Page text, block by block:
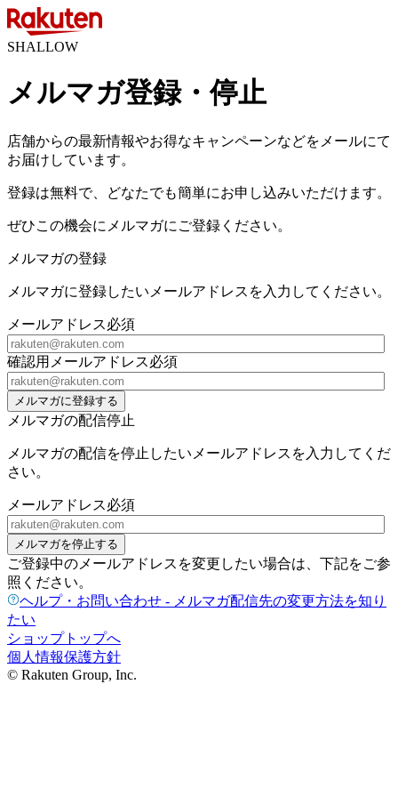
SHALLOW
メルマガ登録・停止
店舗からの最新情報やお得なキャンペーンなどをメールにて
お届けしています。
登録は無料で、どなたでも簡単にお申し込みいただけます。
ぜひこの機会にメルマガにご登録ください。
メルマガの登録
メルマガに登録したいメールアドレスを入力してください。
メールアドレス必須
確認用メールアドレス必須
メルマガに登録する
メルマガの配信停止
メルマガの配信を停止したいメールアドレスを入力してくだ
さい。
メールアドレス必須
メルマガを停止する
ご登録中のメールアドレスを変更したい場合は、下記をご参
照ください。
ヘルプ・お問い合わせ - メルマガ配信先の変更方法を知り
たい
ショップトップへ
個人情報保護方針
© Rakuten Group, Inc.